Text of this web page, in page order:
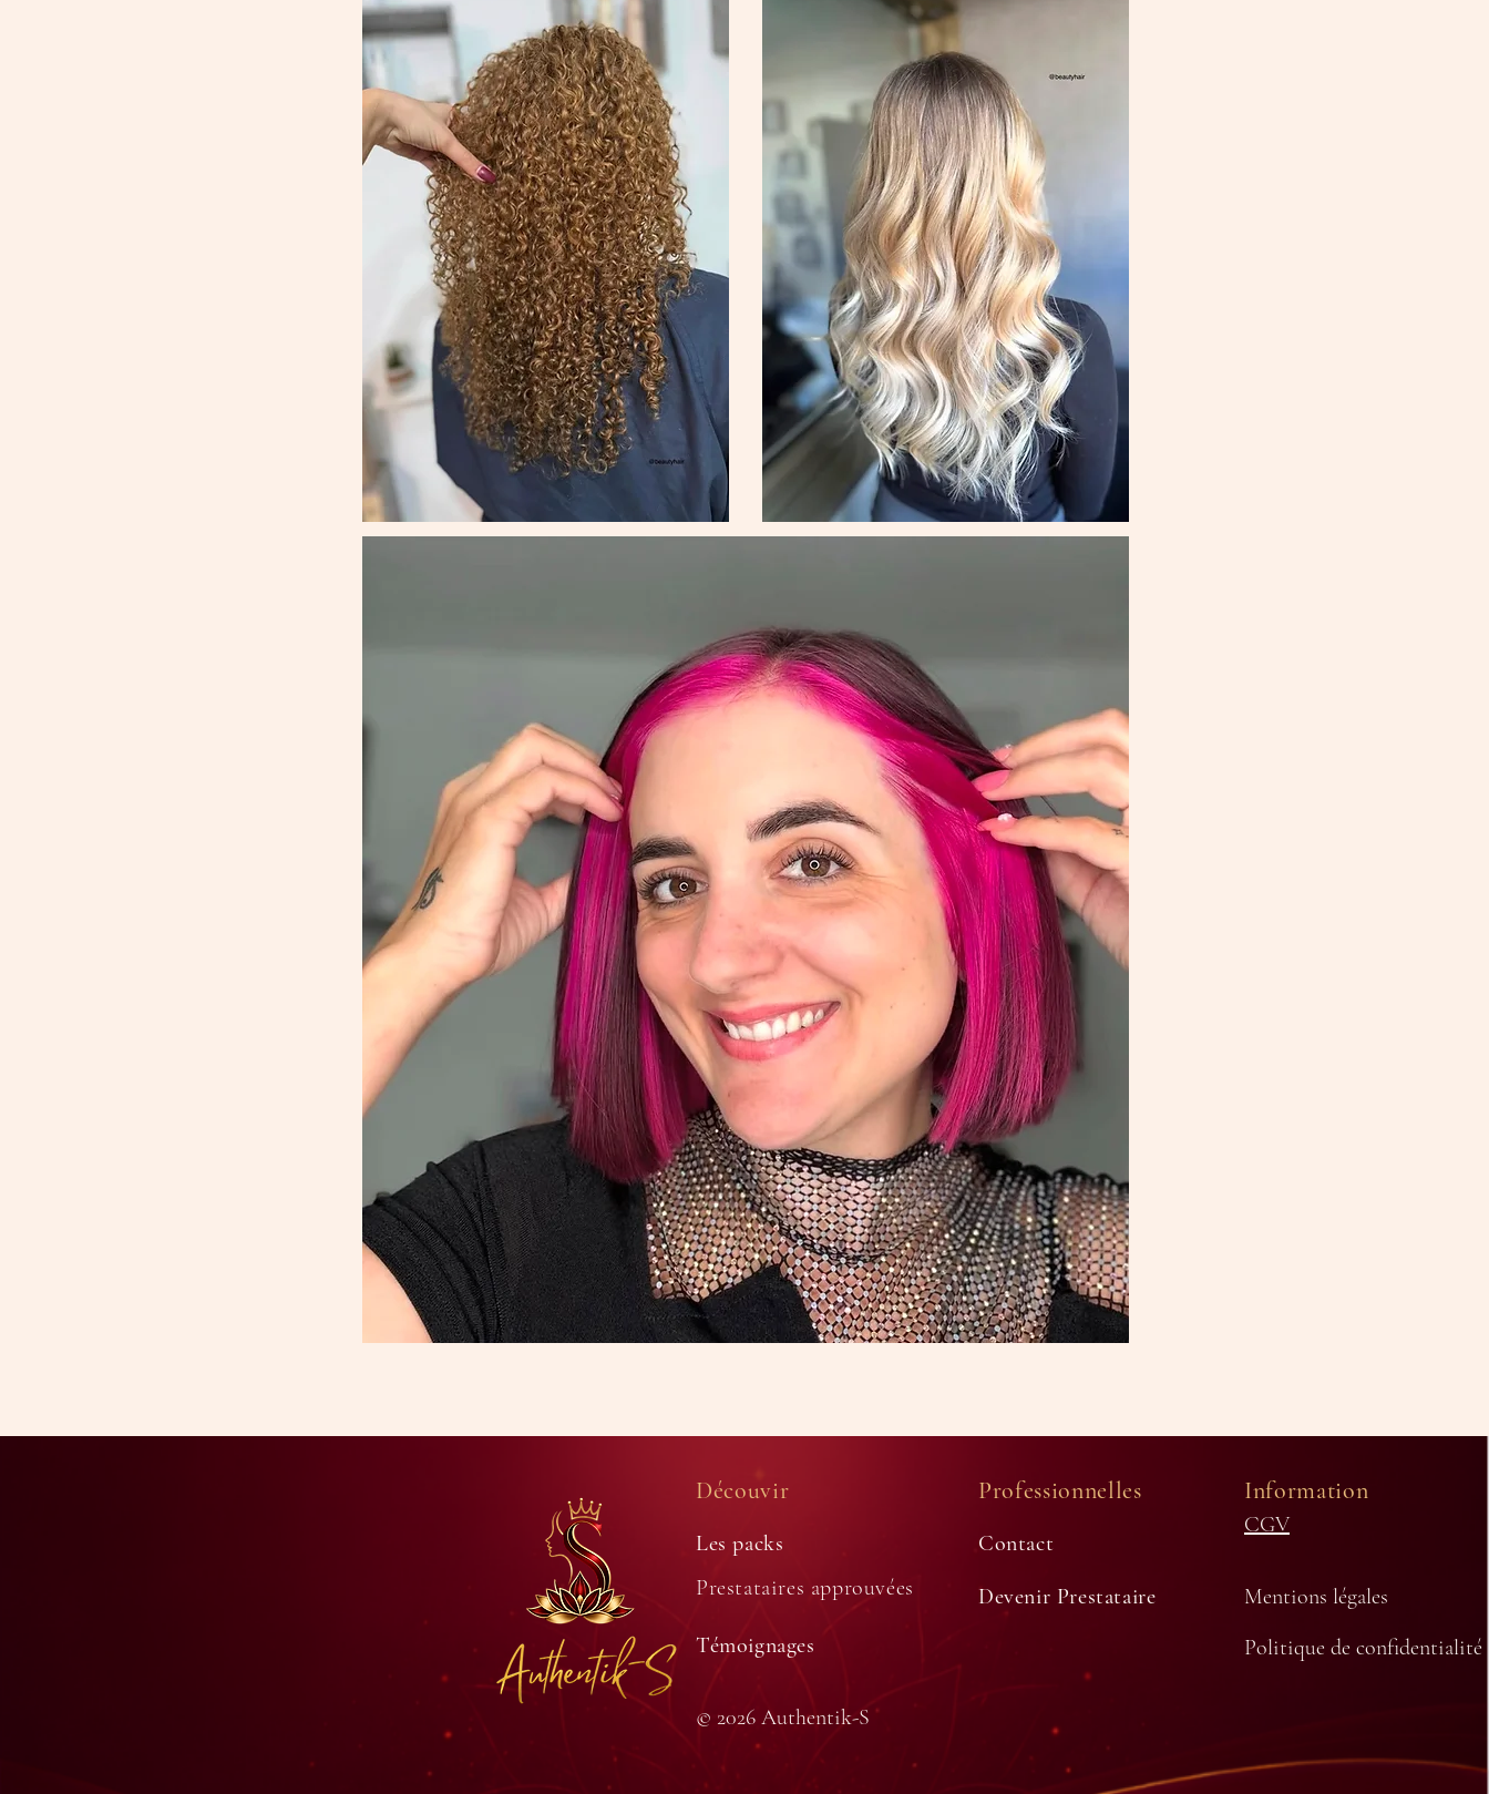
Découvir
Les packs
Prestataires approuvées
Témoignages
© 2026 Authentik-S
Professionnelles
Contact
Devenir Prestataire
Information
CGV
Mentions légales
Politique de confidentialité